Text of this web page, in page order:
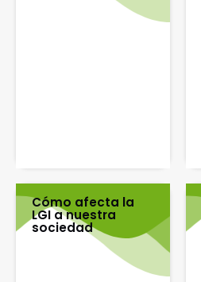
Cómo afecta la
LGI a nuestra
sociedad